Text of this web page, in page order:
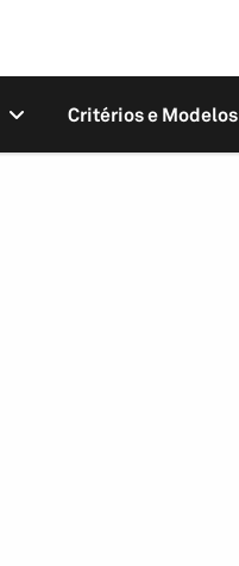
Critérios e Modelos